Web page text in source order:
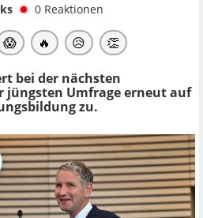
0 Reaktionen
😱 🔥 😥 👏
bei der nächsten
jüngsten Umfrage erneut auf
zu.